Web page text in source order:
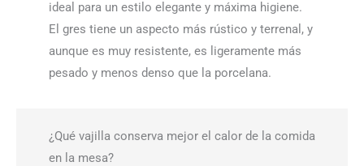
ideal para un estilo elegante y máxima higiene.
El gres tiene un aspecto más rústico y terrenal, y
aunque es muy resistente, es ligeramente más
pesado y menos denso que la porcelana.
¿Qué vajilla conserva mejor el calor de la comida
en la mesa?